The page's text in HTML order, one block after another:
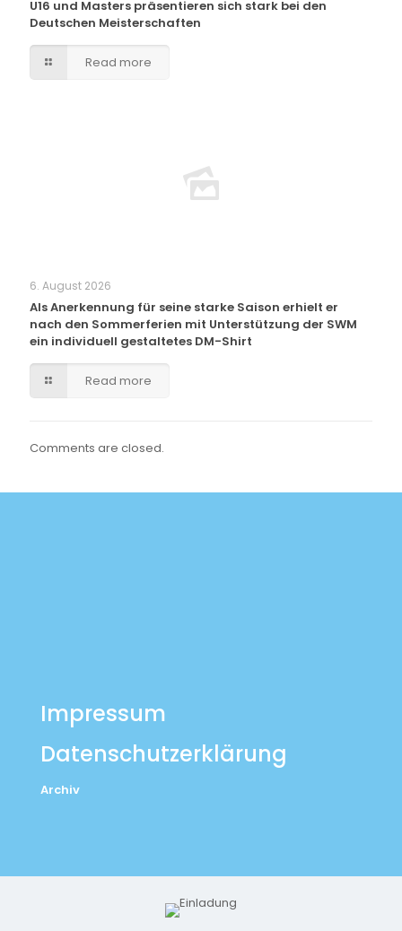
U16 und Masters präsentieren sich stark bei den
Deutschen Meisterschaften
Read more
6. August 2026
Als Anerkennung für seine starke Saison erhielt er
nach den Sommerferien mit Unterstützung der SWM
ein individuell gestaltetes DM-Shirt
Read more
Comments are closed.
Impressum
Datenschutzerklärung
Archiv